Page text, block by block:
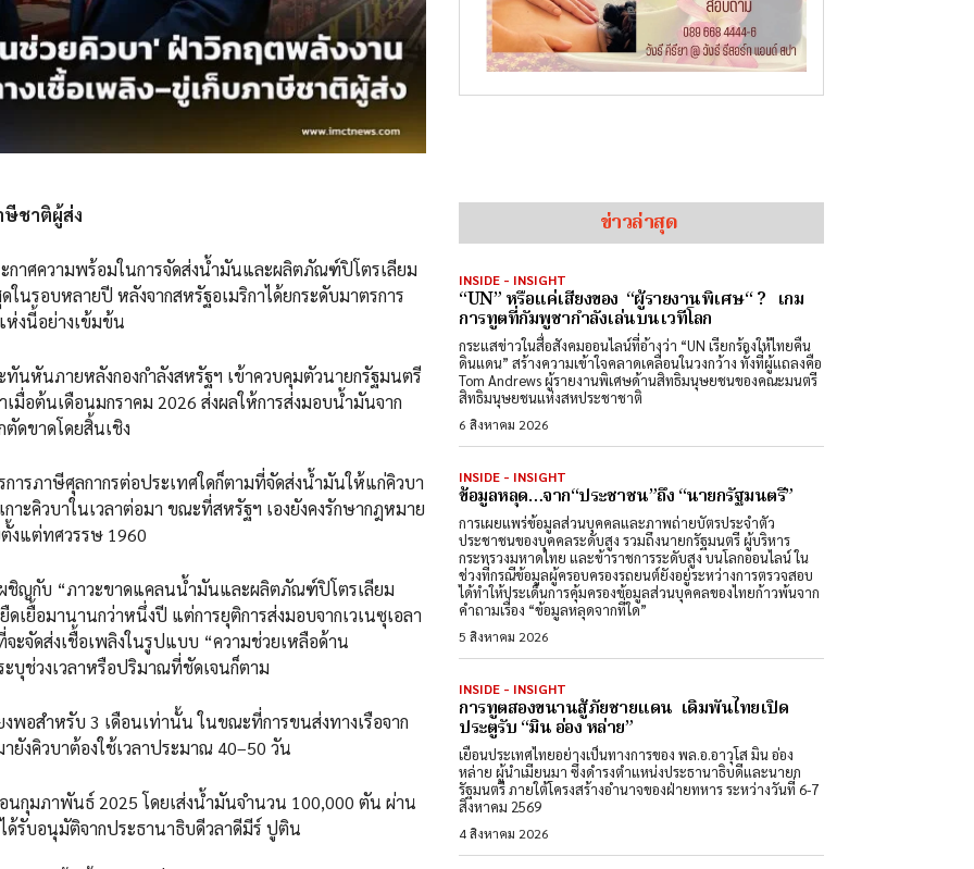
ษีชาติผู้ส่ง
กาศความพร้อมในการจัดส่งน้ำมันและผลิตภัณฑ์ปิโตรเลียม
นรอบหลายปี หลังจากสหรัฐอเมริกาได้ยกระดับมาตรการ
ห่งนี้อย่างเข้มข้น
นหันภายหลังกองกำลังสหรัฐฯ เข้าควบคุมตัวนายกรัฐมนตรี
เมื่อต้นเดือนมกราคม 2026 ส่งผลให้การส่งมอบน้ำมันจาก
ดขาดโดยสิ้นเชิง
ารภาษีศุลกากรต่อประเทศใดก็ตามที่จัดส่งน้ำมันให้แก่คิวบา
าะคิวบาในเวลาต่อมา ขณะที่สหรัฐฯ เองยังคงรักษากฎหมาย
งแต่ทศวรรษ 1960
ผชิญกับ “ภาวะขาดแคลนน้ำมันและผลิตภัณฑ์ปิโตรเลียม
เยื้อมานานกว่าหนึ่งปี แต่การยุติการส่งมอบจากเวเนซุเอลา
ะจัดส่งเชื้อเพลิงในรูปแบบ “ความช่วยเหลือด้าน
บุช่วงเวลาหรือปริมาณที่ชัดเจนก็ตาม
พอสำหรับ 3 เดือนเท่านั้น ในขณะที่การขนส่งทางเรือจาก
ยังคิวบาต้องใช้เวลาประมาณ 40–50 วัน
นกุมภาพันธ์ 2025 โดยเส่งน้ำมันจำนวน 100,000 ตัน ผ่าน
ด้รับอนุมัติจากประธานาธิบดีวลาดีมีร์ ปูติน
ข่าวล่าสุด
INSIDE - INSIGHT
“UN” หรือแค่เสียงของ “ผู้รายงานพิเศษ“ ? เกม
การทูตที่กัมพูชากำลังเล่นบนเวทีโลก
กระแสข่าวในสื่อสังคมออนไลน์ที่อ้างว่า “UN เรียกร้องให้ไทยคืน
ดินแดน” สร้างความเข้าใจคลาดเคลื่อนในวงกว้าง ทั้งที่ผู้แถลงคือ
Tom Andrews ผู้รายงานพิเศษด้านสิทธิมนุษยชนของคณะมนตรี
สิทธิมนุษยชนแห่งสหประชาชาติ
6 สิงหาคม 2026
INSIDE - INSIGHT
ข้อมูลหลุด…จาก“ประชาชน”ถึง “นายกรัฐมนตรี”
การเผยแพร่ข้อมูลส่วนบุคคลและภาพถ่ายบัตรประจำตัว
ประชาชนของบุคคลระดับสูง รวมถึงนายกรัฐมนตรี ผู้บริหาร
กระทรวงมหาดไทย และข้าราชการระดับสูง บนโลกออนไลน์ ใน
ช่วงที่กรณีข้อมูลผู้ครอบครองรถยนต์ยังอยู่ระหว่างการตรวจสอบ
ได้ทำให้ประเด็นการคุ้มครองข้อมูลส่วนบุคคลของไทยก้าวพ้นจาก
คำถามเรื่อง “ข้อมูลหลุดจากที่ใด”
5 สิงหาคม 2026
INSIDE - INSIGHT
การทูตสองขนานสู้ภัยชายแดน เดิมพันไทยเปิด
ประตูรับ “มิน อ่อง หล่าย”
เยือนประเทศไทยอย่างเป็นทางการของ พล.อ.อาวุโส มิน อ่อง
หล่าย ผู้นำเมียนมา ซึ่งดำรงตำแหน่งประธานาธิบดีและนายก
รัฐมนตรี ภายใต้โครงสร้างอำนาจของฝ่ายทหาร ระหว่างวันที่ 6-7
สิงหาคม 2569
4 สิงหาคม 2026